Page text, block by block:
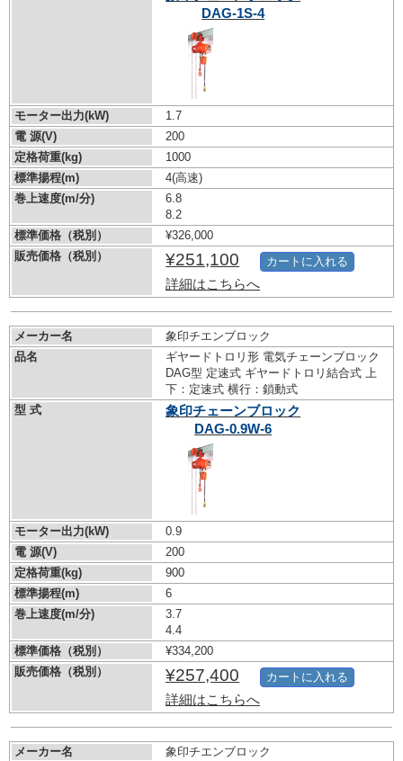
DAG-1S-4
モーター出力(kW)
1.7
電 源(V)
200
定格荷重(kg)
1000
標準揚程(m)
4(高速)
巻上速度(m/分)
6.8
8.2
標準価格（税別）
¥326,000
販売価格（税別）
¥251,100
詳細はこちらへ
カートに入れる
メーカー名
象印チエンブロック
品名
ギヤードトロリ形 電気チェーンブロック
DAG型 定速式 ギヤードトロリ結合式 上
下：定速式 横行：鎖動式
型 式
象印チェーンブロック
DAG-0.9W-6
モーター出力(kW)
0.9
電 源(V)
200
定格荷重(kg)
900
標準揚程(m)
6
巻上速度(m/分)
3.7
4.4
標準価格（税別）
¥334,200
販売価格（税別）
¥257,400
詳細はこちらへ
カートに入れる
メーカー名 象印チエンブロック